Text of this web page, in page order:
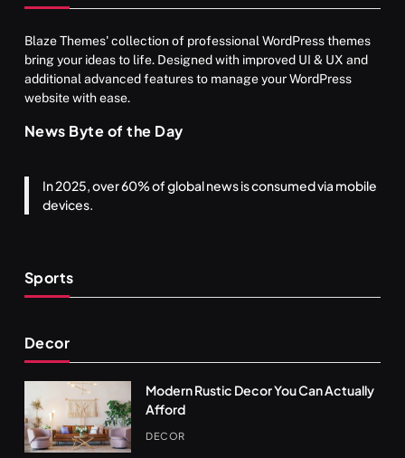
Blaze Themes' collection of professional WordPress themes
bring your ideas to life. Designed with improved UI & UX and
additional advanced features to manage your WordPress
website with ease.
News Byte of the Day
In 2025, over 60% of global news is consumed via mobile
devices.
Sports
Decor
Modern Rustic Decor You Can Actually
Afford
DECOR